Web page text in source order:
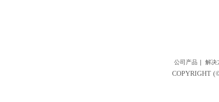
公司产品 解决
COPYRIGHT